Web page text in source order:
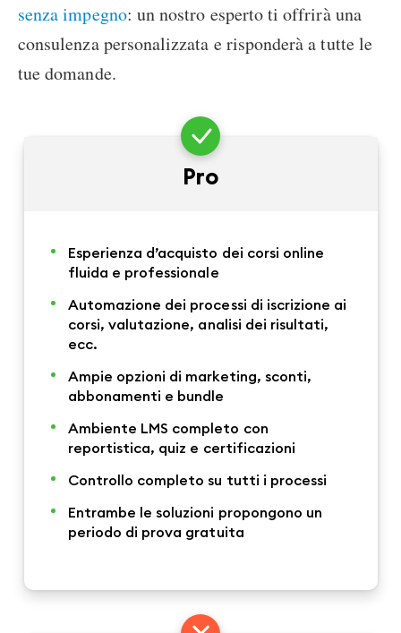
senza impegno: un nostro esperto ti offrirà una
consulenza personalizzata e risponderà a tutte le
tue domande.
Pro
Esperienza d’acquisto dei corsi online
fluida e professionale
Automazione dei processi di iscrizione ai
corsi, valutazione, analisi dei risultati,
ecc.
Ampie opzioni di marketing, sconti,
abbonamenti e bundle
Ambiente LMS completo con
reportistica, quiz e certificazioni
Controllo completo su tutti i processi
Entrambe le soluzioni propongono un
periodo di prova gratuita